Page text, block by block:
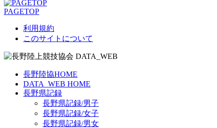
PAGETOP
利用規約
このサイトについて
長野陸協HOME
DATA_WEB HOME
長野県記録
長野県記録/男子
長野県記録/女子
長野県記録/男女